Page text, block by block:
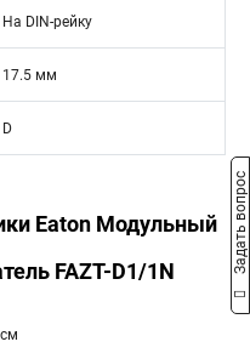
На DIN-рейку
17.5 мм
D
Eaton Модульный
FAZT-D1/1N
Задать вопрос